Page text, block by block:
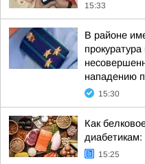
15:33
В районе
нападению
15:30
Как
диабетикам:
15:25